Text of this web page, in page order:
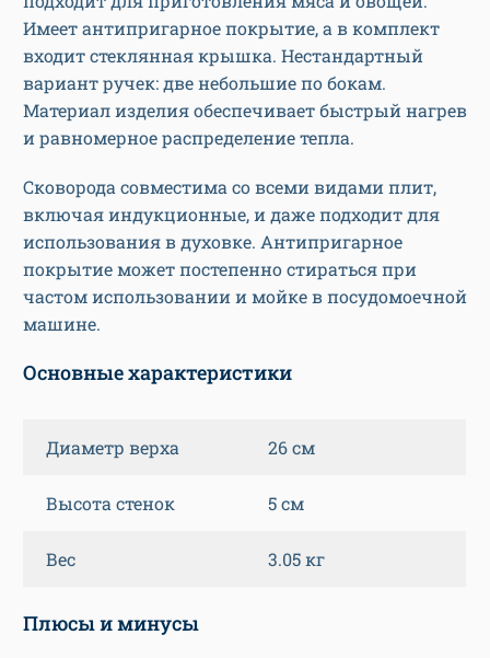
Имеет антипригарное покрытие, а в комплект
входит стеклянная крышка. Нестандартный
вариант ручек: две небольшие по бокам.
Материал изделия обеспечивает быстрый нагрев
и равномерное распределение тепла.
Сковорода совместима со всеми видами плит,
включая индукционные, и даже подходит для
использования в духовке. Антипригарное
покрытие может постепенно стираться при
частом использовании и мойке в посудомоечной
машине.
Основные характеристики
Диаметр верха 26 см
Высота стенок 5 см
Вес 3.05 кг
Плюсы и минусы